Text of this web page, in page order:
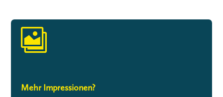

Mehr Impressionen?